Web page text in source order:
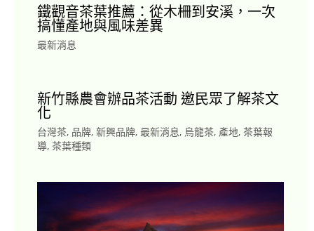
鐵觀音茶葉推薦：從木柵到安溪，一次
搞懂產地與風味差異
最新消息
新竹縣農會辦品茶活動 邀民眾了解茶文
化
台灣茶, 品牌, 新興品牌, 最新消息, 烏龍茶, 產地, 茶葉報
導, 茶葉種類